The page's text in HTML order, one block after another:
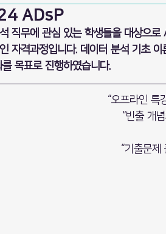
ADsP
직무에 관심 있는 학생들을 대상으
자격과정입니다. 데이터 분석 기초
목표로 진행하였습니다.
“오프라인 특
“빈출 개
“기출문제